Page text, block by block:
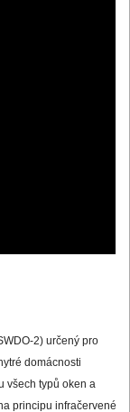
2) určený pro
domácnosti
všech typů oken a
principu infračervené